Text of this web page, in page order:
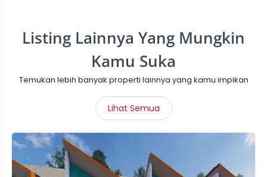
Listing Lainnya Yang Mungkin
Kamu Suka
Temukan lebih banyak properti lainnya yang kamu impikan
Lihat Semua